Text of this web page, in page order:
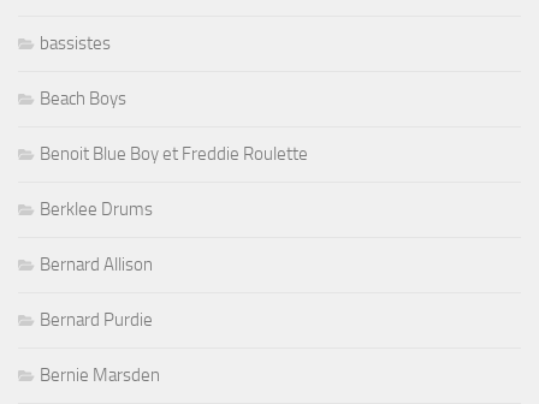
bassistes
Beach Boys
Benoit Blue Boy et Freddie Roulette
Berklee Drums
Bernard Allison
Bernard Purdie
Bernie Marsden